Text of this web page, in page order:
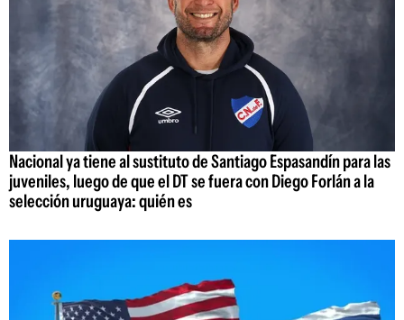
Nacional ya tiene al sustituto de Santiago Espasandín para las
juveniles, luego de que el DT se fuera con Diego Forlán a la
selección uruguaya: quién es